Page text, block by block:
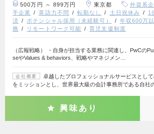
500万円 ～ 899万円 東京都 外資系
手企業
英語力不問 転勤なし 土日祝休み
1
済
ポテンシャル採用（未経験可） 年収600万
務
リモートワーク可能 育児支援制度
（広報戦略） ・自身が担当する業務に関連し、PwCの
seやValues & behaviors、戦略やマネジメン…
会社概要
卓越したプロフェッショナルサービスとし
をミッションとし、世界最大級の会計事務所である自社
興味あり